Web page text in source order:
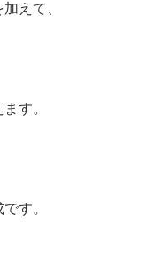
えて、
す。
す。